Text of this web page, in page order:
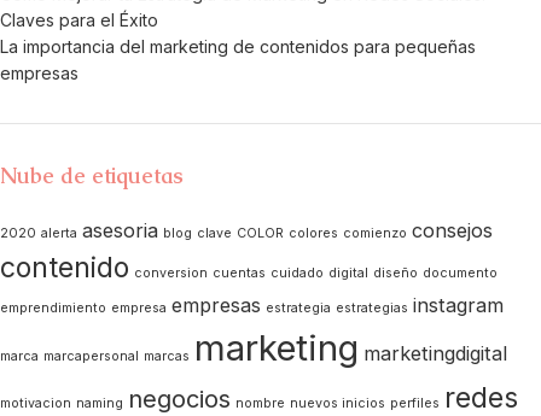
Claves para el Éxito
La importancia del marketing de contenidos para pequeñas
empresas
Nube de etiquetas
2020 alerta asesoria blog clave COLOR colores comienzo consejos
contenido conversion cuentas cuidado digital diseño documento
emprendimiento empresa empresas estrategia estrategias instagram
marca marcapersonal marcas marketing marketingdigital
motivacion naming negocios nombre nuevos inicios perfiles redes